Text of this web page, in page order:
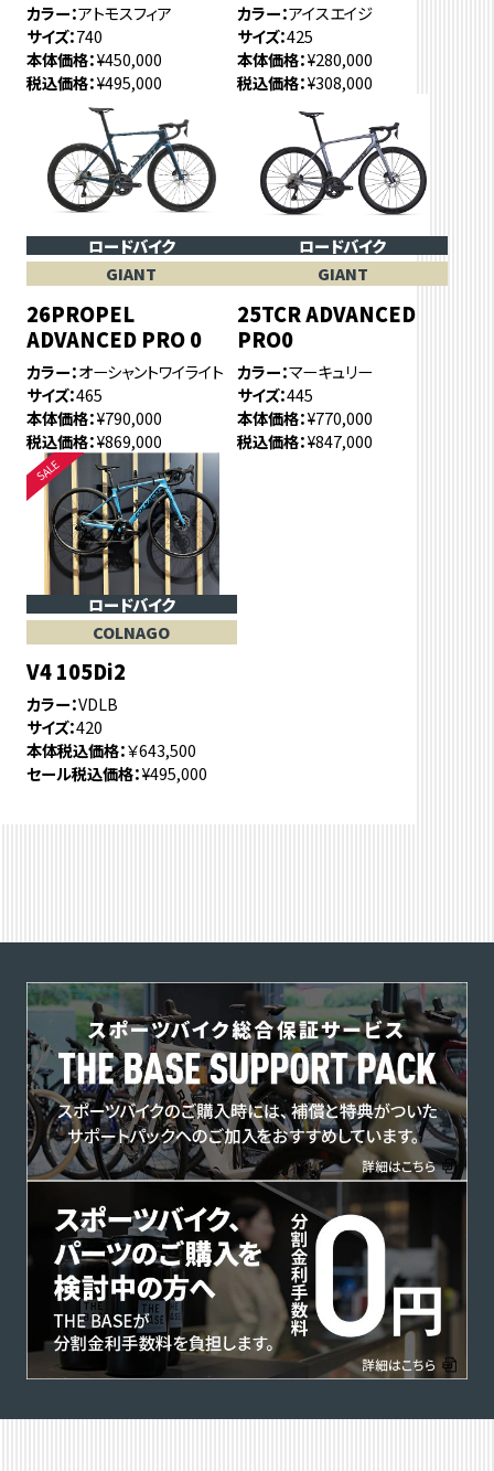
カラー アトモスフィア
サイズ 740
本体価格 ¥450,000
税込価格 ¥495,000
カラー アイスエイジ
サイズ 425
本体価格 ¥280,000
税込価格 ¥308,000
ロードバイク
GIANT
26PROPEL
ADVANCED PRO 0
カラー オーシャントワイライト
サイズ 465
本体価格 ¥790,000
税込価格 ¥869,000
ロードバイク
GIANT
25TCR ADVANCED
PRO0
カラー マーキュリー
サイズ 445
本体価格 ¥770,000
税込価格 ¥847,000
ロードバイク
COLNAGO
V4 105Di2
カラー VDLB
サイズ 420
本体税込価格 ￥643,500
セール税込価格 ¥495,000